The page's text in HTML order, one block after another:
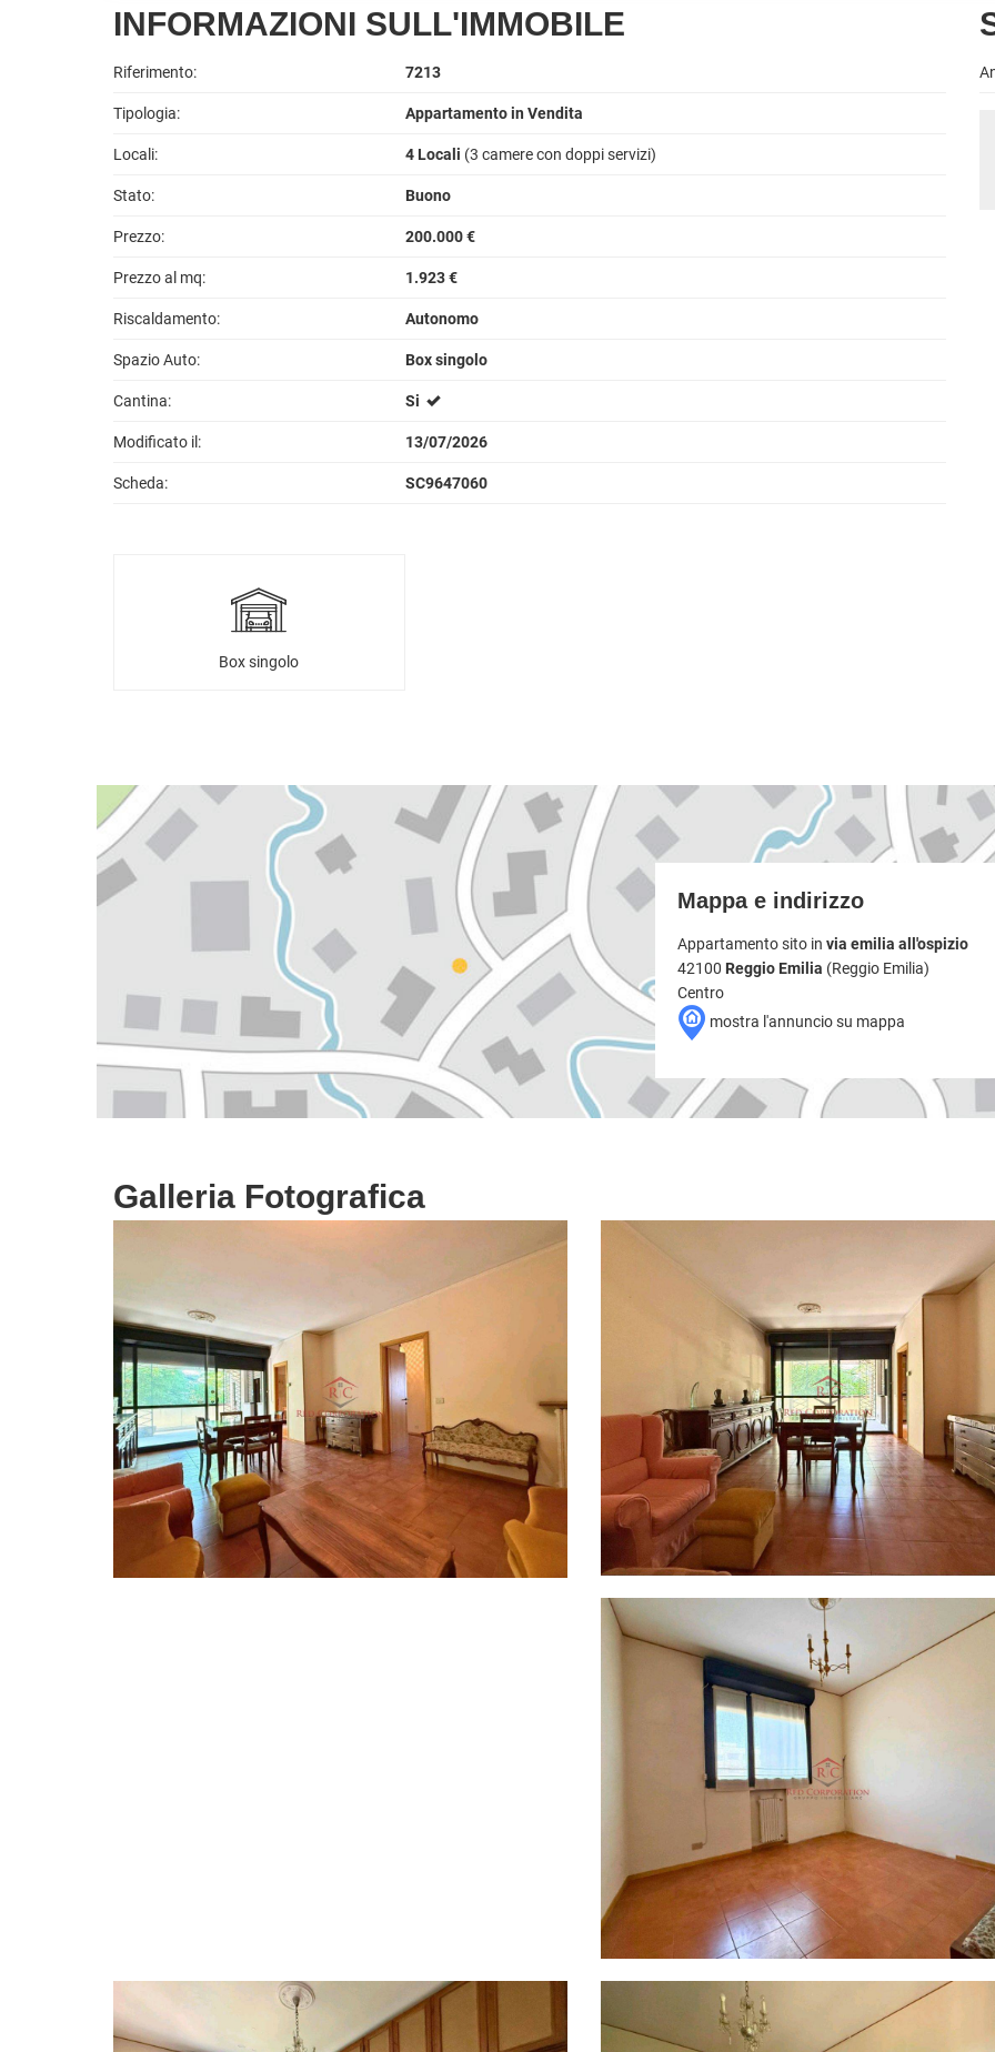
INFORMAZIONI SULL'IMMOBILE
Riferimento: 7213
Tipologia: Appartamento in Vendita
Locali: 4 Locali (3 camere con doppi servizi)
Stato: Buono
Prezzo: 200.000 €
Prezzo al mq: 1.923 €
Riscaldamento: Autonomo
Spazio Auto: Box singolo
Cantina: Si
Modificato il: 13/07/2026
Scheda: SC9647060
Box singolo
Mappa e indirizzo
Appartamento sito invia emilia all'ospizio
42100 Reggio Emilia (Reggio Emilia)
Centro
mostra l'annuncio su mappa
Galleria Fotografica